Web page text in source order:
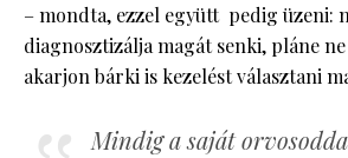
– mondta, ezzel együtt pedig üzeni:
diagnosztizálja magát senki, pláne
akarjon bárki is kezelést választani
Mindig a saját